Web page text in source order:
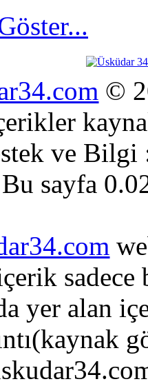
©
ve
Bu sayfa
sadece
yer alan